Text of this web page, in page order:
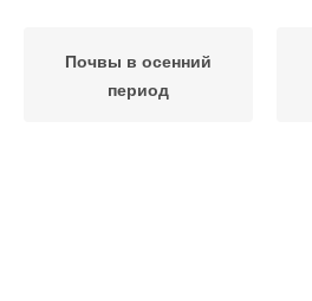
Почвы в осенний
период